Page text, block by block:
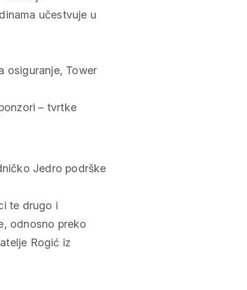
učestvuje u
osiguranje, Tower
– tvrtke
te drugo i
odnosno preko
Rogić iz